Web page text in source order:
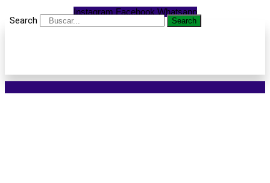
Instagram Facebook Whatsapp
Search Search